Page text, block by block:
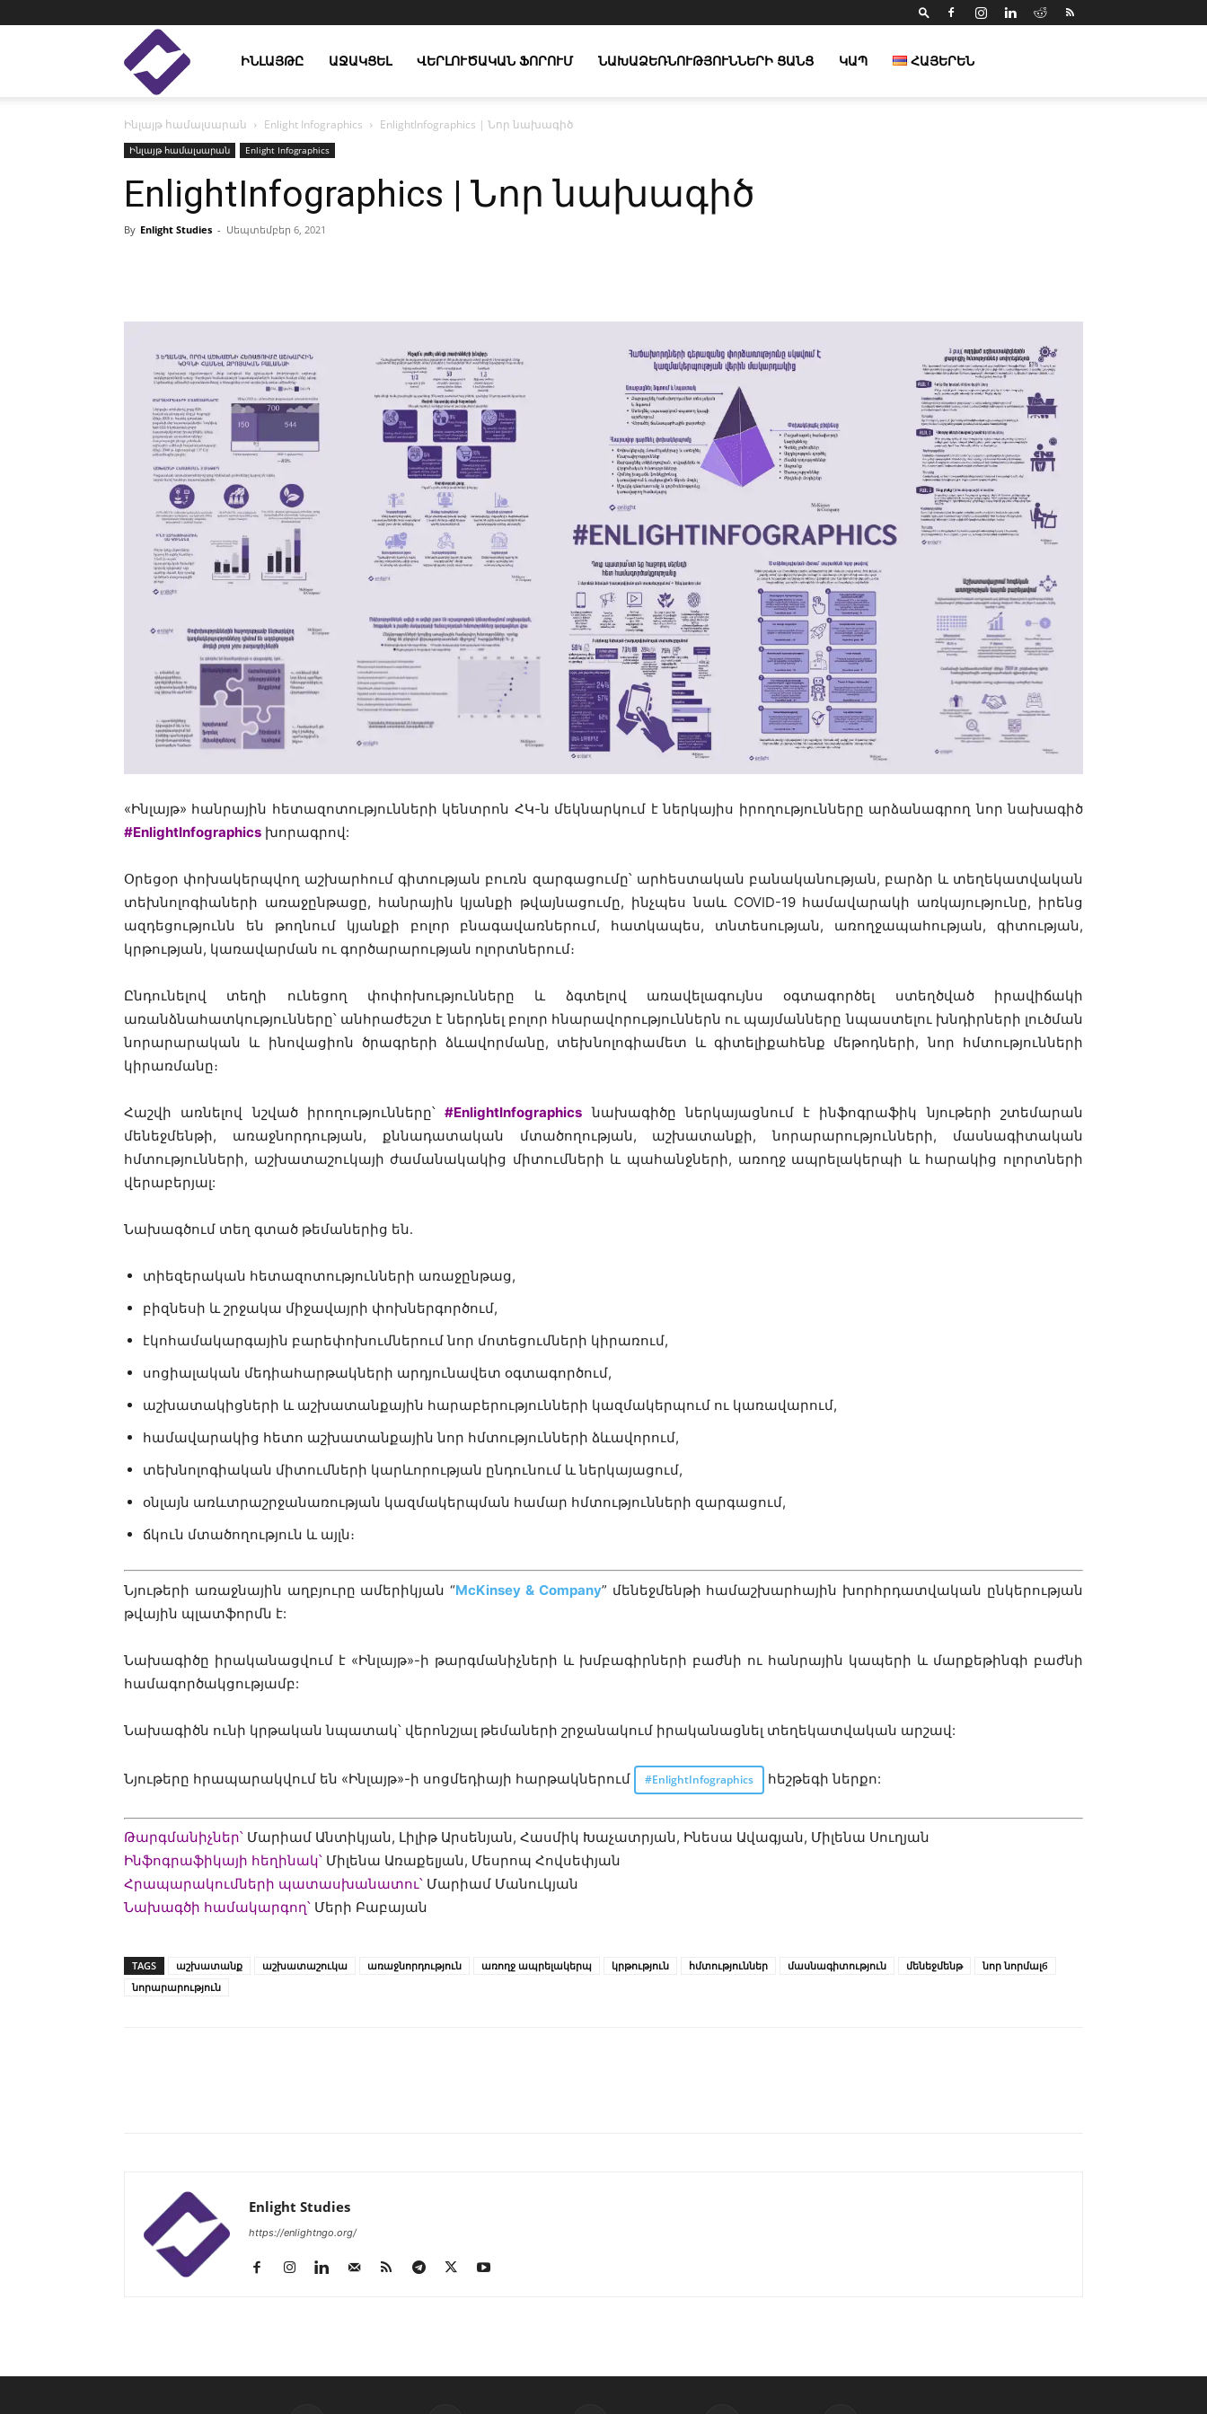
Enlight
Studies
ԻՆԼԱՅԹԸ ԱՋԱԿՑԵԼ ՎԵՐԼՈՒԾԱԿԱՆ ՖՈՐՈՒՄ ՆԱԽԱՁԵՌՆՈՒԹՅՈՒՆՆԵՐԻ ՑԱՆՑ ԿԱՊ ՀԱՅԵՐԵՆ
Ինլայթ համալսարան Enlight Infographics EnlightInfographics | Նոր նախագիծ
Ինլայթ համալսարան Enlight Infographics
EnlightInfographics | Նոր նախագիծ
By Enlight Studies - Սեպտեմբեր 6, 2021
«Ինլայթ» հանրային հետազոտությունների կենտրոն ՀԿ-ն մեկնարկում է ներկայիս իրողությունները արձանագրող նոր նախագիծ
#EnlightInfographics խորագրով:
Օրեցօր փոխակերպվող աշխարհում գիտության բուռն զարգացումը՝ արհեստական բանականության, բարձր և տեղեկատվական
տեխնոլոգիաների առաջընթացը, հանրային կյանքի թվայնացումը, ինչպես նաև COVID-19 համավարակի առկայությունը, իրենց
ազդեցությունն են թողնում կյանքի բոլոր բնագավառներում, հատկապես, տնտեսության, առողջապահության, գիտության,
կրթության, կառավարման ու գործարարության ոլորտներում։
Ընդունելով տեղի ունեցող փոփոխությունները և ձգտելով առավելագույնս օգտագործել ստեղծված իրավիճակի
առանձնահատկությունները՝ անհրաժեշտ է ներդնել բոլոր հնարավորություններն ու պայմանները նպաստելու խնդիրների լուծման
նորարարական և ինովացիոն ծրագրերի ձևավորմանը, տեխնոլոգիամետ և գիտելիքահենք մեթոդների, նոր հմտությունների
կիրառմանը։
Հաշվի առնելով նշված իրողությունները՝#EnlightInfographics նախագիծը ներկայացնում է ինֆոգրաֆիկ նյութերի շտեմարան
մենեջմենթի, առաջնորդության, քննադատական մտածողության, աշխատանքի, նորարարությունների, մասնագիտական
հմտությունների, աշխատաշուկայի ժամանակակից միտումների և պահանջների, առողջ ապրելակերպի և հարակից ոլորտների
վերաբերյալ:
Նախագծում տեղ գտած թեմաներից են․
տիեզերական հետազոտությունների առաջընթաց,
բիզնեսի և շրջակա միջավայրի փոխներգործում,
էկոհամակարգային բարեփոխումներում նոր մոտեցումների կիրառում,
սոցիալական մեդիահարթակների արդյունավետ օգտագործում,
աշխատակիցների և աշխատանքային հարաբերությունների կազմակերպում ու կառավարում,
համավարակից հետո աշխատանքային նոր հմտությունների ձևավորում,
տեխնոլոգիական միտումների կարևորության ընդունում և ներկայացում,
օնլայն առևտրաշրջանառության կազմակերպման համար հմտությունների զարգացում,
ճկուն մտածողություն և այլն։
Նյութերի առաջնային աղբյուրը ամերիկյան “McKinsey & Company” մենեջմենթի համաշխարհային խորհրդատվական ընկերության
թվային պլատֆորմն է:
Նախագիծը իրականացվում է «Ինլայթ»-ի թարգմանիչների և խմբագիրների բաժնի ու հանրային կապերի և մարքեթինգի բաժնի
համագործակցությամբ:
Նախագիծն ունի կրթական նպատակ՝ վերոնշյալ թեմաների շրջանակում իրականացնել տեղեկատվական արշավ:
Նյութերը հրապարակվում են «Ինլայթ»-ի սոցմեդիայի հարթակներում #EnlightInfographics հեշթեգի ներքո:
Թարգմանիչներ՝ Մարիամ Անտիկյան, Լիլիթ Արսենյան, Հասմիկ Խաչատրյան, Ինեսա Ավագյան, Միլենա Սուղյան
Ինֆոգրաֆիկայի հեղինակ՝ Միլենա Առաքելյան, Մեսրոպ Հովսեփյան
Հրապարակումների պատասխանատու՝ Մարիամ Մանուկյան
Նախագծի համակարգող՝ Մերի Բաբայան
TAGS աշխատանք աշխատաշուկա առաջնորդություն առողջ ապրելակերպ կրթություն հմտություններ մասնագիտություն մենեջմենթ
նոր նորմալб
նորարարություն
Enlight Studies
https://enlightngo.org/